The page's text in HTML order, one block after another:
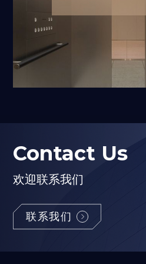
Contact Us
欢迎联系我们
联系我们